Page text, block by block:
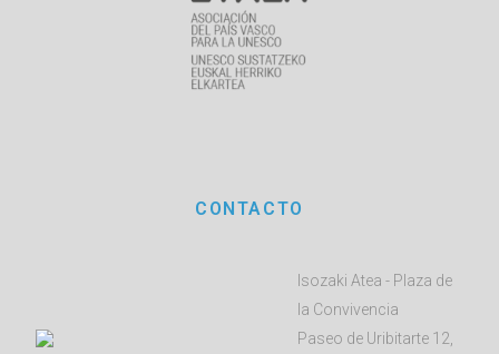
CONTACTO
Isozaki Atea - Plaza de
la Convivencia
Paseo de Uribitarte 12,